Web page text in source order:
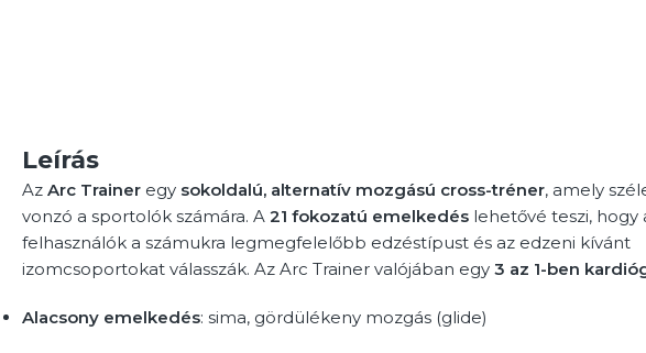
Leírás
Az Arc Trainer egy sokoldalú, alternatív mozgású cross-tréner, amely
vonzó a sportolók számára. A 21 fokozatú emelkedés lehetővé teszi, hogy
felhasználók a számukra legmegfelelőbb edzéstípust és az edzeni kívánt
izomcsoportokat válasszák. Az Arc Trainer valójában egy 3 az 1-ben
Alacsony emelkedés: sima, gördülékeny mozgás (glide)